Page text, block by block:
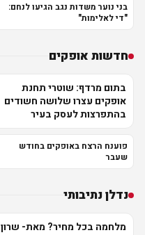
בני נוער משדות נגב הגיעו לנחם:
"די לאלימות"
חדשות אופקים
בתום מרדף: שוטרי תחנת
אופקים עצרו שלושה חשודים
בהתפרצות לעסק בעיר
פוענח הרצח באופקים בחודש
שעבר
נדלן נתיבותי
מלחמה בכל מחיר? מאת- שרון